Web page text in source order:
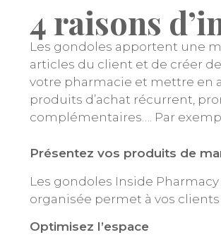
4 raisons
Les gondoles apportent une
articles du client et de créer
votre pharmacie et mettre en
produits d’achat récurrent,
complémentaires…. Par
Présentez vos produits de
Les gondoles Inside
organisée permet à vos
Optimisez l’espace